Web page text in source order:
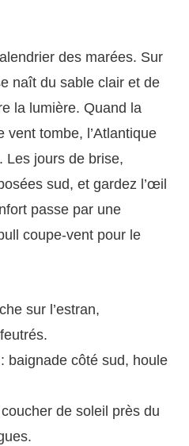
des marées. Sur
naît du sable clair et de
la lumière. Quand la
vent tombe, l’Atlantique
Les jours de brise,
sud, et gardez l’œil
passe par une
coupe-vent pour le
sur l’estran,
baignade côté sud, houle
de soleil près du